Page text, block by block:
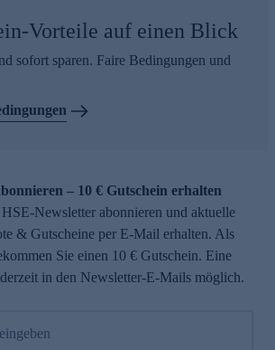
Vorteile auf einen Blick
sofort sparen. Faire Bedingungen und
– 10 € Gutschein erhalten
Newsletter abonnieren und aktuelle
& Gutscheine per E-Mail erhalten. Als
Sie einen 10 € Gutschein. Eine
in den Newsletter-E-Mails möglich.